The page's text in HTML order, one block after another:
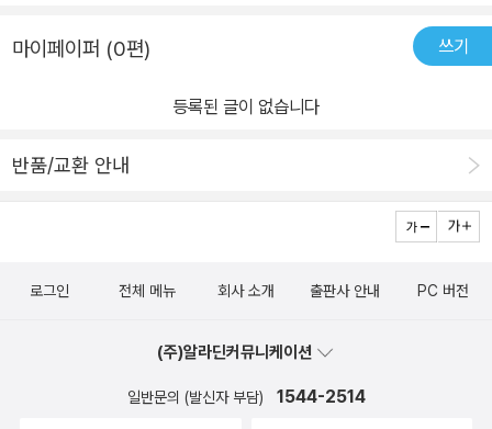
마이페이퍼 (0편) 쓰기
등록된 글이 없습니다
반품/교환 안내
로그인 전체 메뉴 회사 소개 출판사 안내 PC 버전
(주)알라딘커뮤니케이션
일반문의 (발신자 부담) 1544-2514